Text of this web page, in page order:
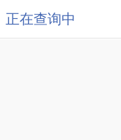
正在查询中